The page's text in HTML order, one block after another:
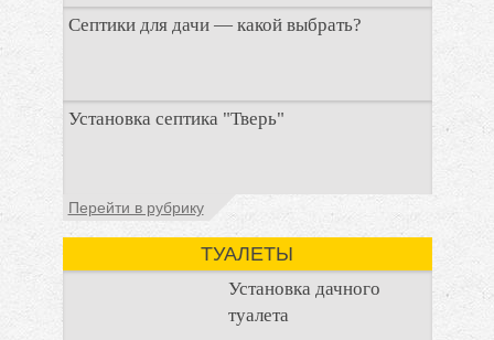
Септики для дачи — какой выбрать?
При строительстве дачи одной из
первоочередных задач становится
Установка септика "Тверь"
Установка септика Тверь - важнейший
аспект утилизации сточных вод в частных
домах и на загородных
Перейти в рубрику
ТУАЛЕТЫ
Установка дачного
туалета